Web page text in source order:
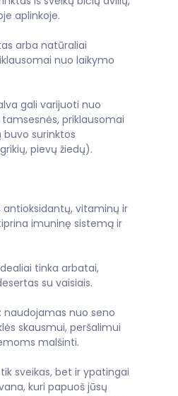
aplinkoje.
arba natūraliai
nuo laikymo
gali varijuoti nuo
tamsesnės, priklausomai
buvo surinktos
pievų žiedų).
antioksidantų, vitaminų ir
imuninę sistemą ir
tinka arbatai,
su vaisiais.
naudojamas nuo seno
skausmui, peršalimui
malšinti.
sveikas, bet ir ypatingai
kuri papuoš jūsų